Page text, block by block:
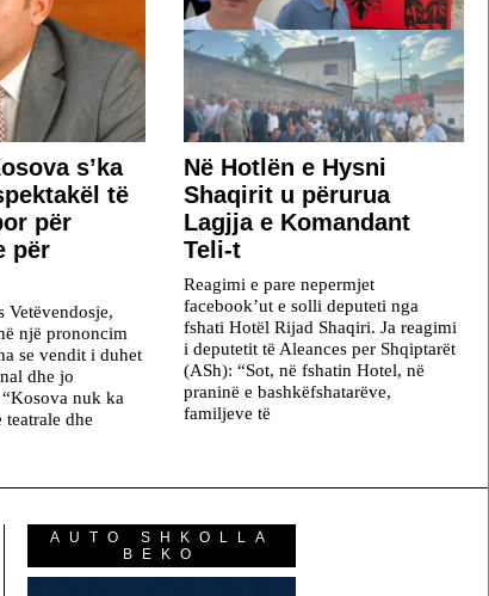
s’ka
të
për
për
Vetëvendosje,
një prononcim
se vendit i duhet
dhe jo
nuk ka
dhe
Në Hotlën e Hysni
Shaqirit u përurua
Lagjja e Komandant
Teli-t
Reagimi e pare nepermjet
facebook’ut e solli deputeti nga
fshati Hotël Rijad Shaqiri. Ja reagimi
i deputetit të Aleances per Shqiptarët
(ASh): “Sot, në fshatin Hotel, në
praninë e bashkëfshatarëve,
familjeve të
AUTO SHKOLLA
BEKO